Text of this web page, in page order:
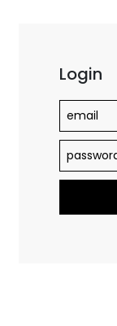
Login